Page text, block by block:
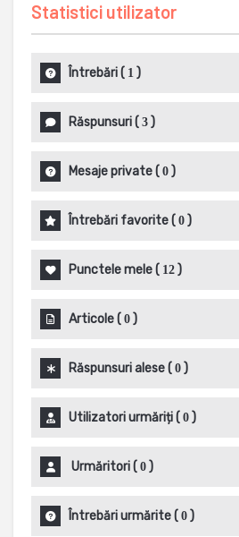
Statistici utilizator
Întrebări( 1 )
Răspunsuri( 3 )
Mesaje private( 0 )
Întrebări favorite( 0 )
Punctele mele( 12 )
Articole( 0 )
Răspunsuri alese( 0 )
Utilizatori urmăriți( 0 )
Urmăritori( 0 )
Întrebări urmărite( 0 )